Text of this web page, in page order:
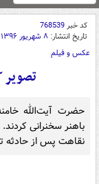
کد خبر768539
تاریخ انتشار: ۸ شهریور ۱۳۹۶ - ۰۸:۱۳
عکس و فیلم
تصویر
حضرت آیت‌الله
باهنر سخنرانی
نقاهت پس از حادثه